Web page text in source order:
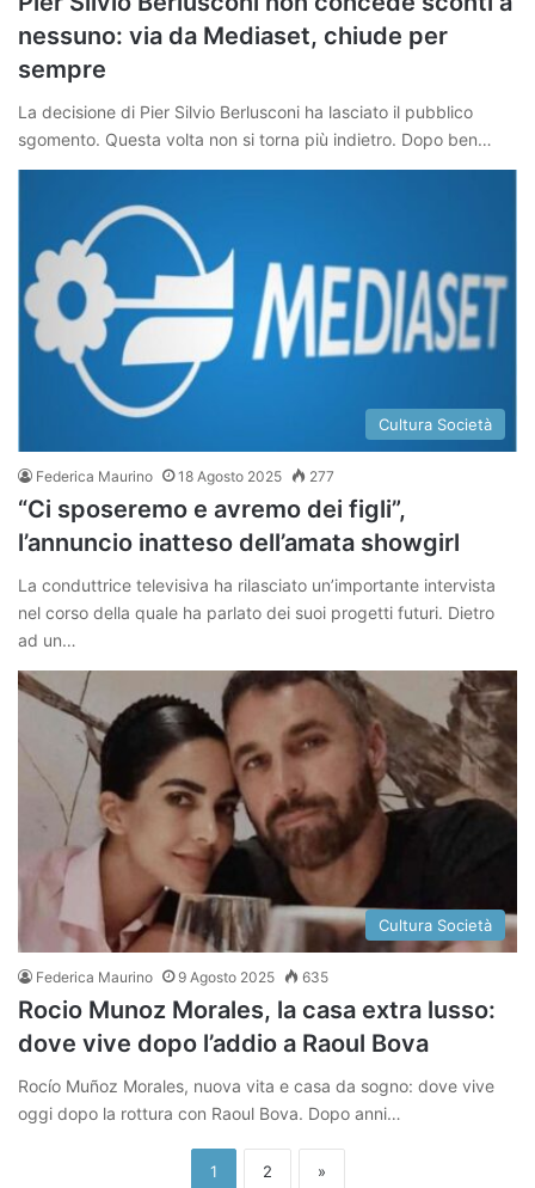
nessuno: via da Mediaset, chiude per
sempre
La decisione di Pier Silvio Berlusconi ha lasciato il pubblico
sgomento. Questa volta non si torna più indietro. Dopo ben…
Cultura Società
Federica Maurino 18 Agosto 2025 277
“Ci sposeremo e avremo dei figli”,
l’annuncio inatteso dell’amata showgirl
La conduttrice televisiva ha rilasciato un’importante intervista
nel corso della quale ha parlato dei suoi progetti futuri. Dietro
ad un…
Cultura Società
Federica Maurino 9 Agosto 2025 635
Rocio Munoz Morales, la casa extra lusso:
dove vive dopo l’addio a Raoul Bova
Rocío Muñoz Morales, nuova vita e casa da sogno: dove vive
oggi dopo la rottura con Raoul Bova. Dopo anni…
1 2 »